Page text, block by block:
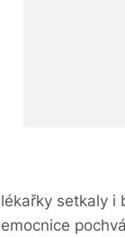
setkaly i